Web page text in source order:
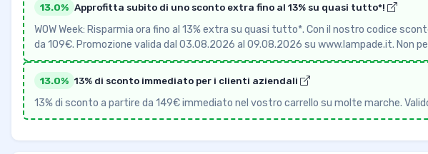
13.0% Approfitta subito di uno sconto extra fino al 13% su quasi tutto*!
WOW Week: Risparmia ora fino al 13% extra su quasi tutto*. Con il nostro codice
da 109€. Promozione valida dal 03.08.2026 al 09.08.2026 su www.lampade.it.
13.0% 13% di sconto immediato per i clienti aziendali
13% di sconto a partire da 149€ immediato nel vostro carrello su molte marche.